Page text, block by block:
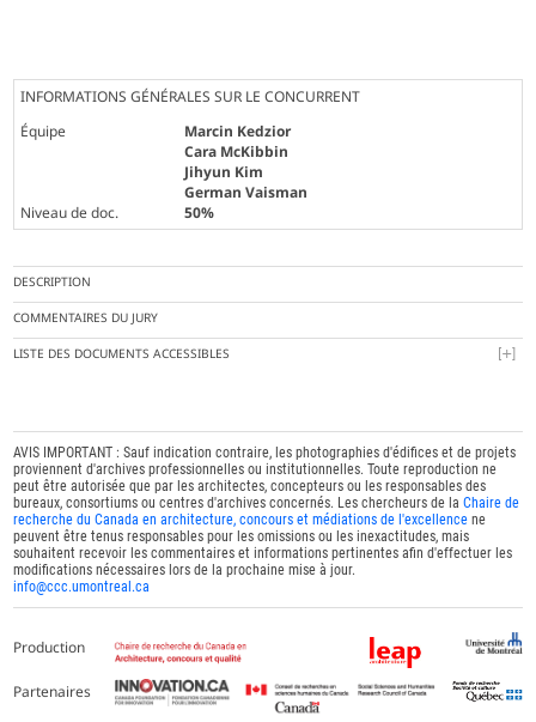
INFORMATIONS GÉNÉRALES SUR LE CONCURRENT
Équipe
Marcin Kedzior
Cara McKibbin
Jihyun Kim
German Vaisman
Niveau de doc.
50%
DESCRIPTION
COMMENTAIRES DU JURY
LISTE DES DOCUMENTS ACCESSIBLES
AVIS IMPORTANT : Sauf indication contraire, les photographies d'édifices et de projets
proviennent d'archives professionnelles ou institutionnelles. Toute reproduction ne
peut être autorisée que par les architectes, concepteurs ou les responsables des
bureaux, consortiums ou centres d'archives concernés. Les chercheurs de laChaire de
recherche du Canada en architecture, concours et médiations de l'excellence ne
peuvent être tenus responsables pour les omissions ou les inexactitudes, mais
souhaitent recevoir les commentaires et informations pertinentes afin d'effectuer les
modifications nécessaires lors de la prochaine mise à jour.
info@ccc.umontreal.ca
Production
Partenaires